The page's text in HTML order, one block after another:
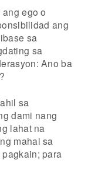
ego o
ang
sa
sa
Ano ba
sa
dami nang
lahat na
mahal sa
para